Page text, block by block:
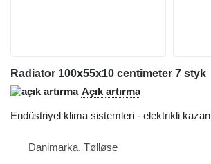
Radiator 100x55x10 centimeter 7 styk
Açık artırma
Endüstriyel klima sistemleri - elektrikli kazan
Danimarka, Tølløse